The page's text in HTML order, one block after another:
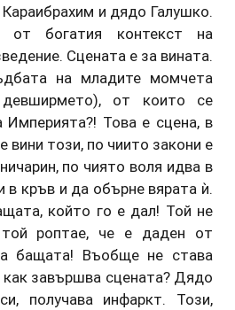
и дядо Галушко.
от богатия контекст на
Сцената е за вината.
на младите момчета
от които се
Империята?! Това е сцена, в
вини този, по чиито закони е
по чиято воля идва в
в кръв и да обърне вярата ѝ.
който го е дал! Той не
роптае, че е даден от
бащата! Въобще не става
завършва сцената? Дядо
получава инфаркт. Този,